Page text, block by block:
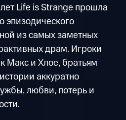
Life is Strange прошла
эпизодического
из самых заметных
драм. Игроки
Макс и Хлое, братьям
аккуратно
любви, потерь и